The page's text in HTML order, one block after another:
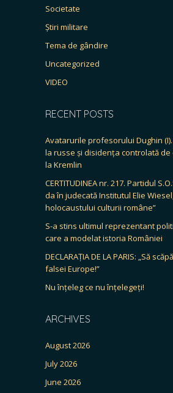
Societate
Știri militare
Tema de gândire
Uncategorized
VIDEO
RECENT POSTS
Avatarurile profesorului Dughin
la russe și disidența controlată
la Kremlin
CERTITUDINEA nr. 217. Partidul
da în judecată Institutul Elie
holocaustului culturii române”
S-a stins ultimul reprezentant
care a modelat istoria României
DECLARAȚIA DE LA PARIS: „Să
falsei Europe!”
Nu înțeleg ce nu înțelegeți!
ARCHIVES
August 2026
July 2026
June 2026